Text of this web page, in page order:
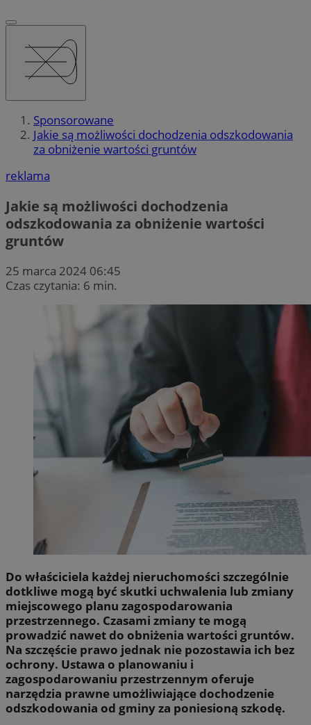
Sponsorowane
Jakie są możliwości dochodzenia odszkodowania
za obniżenie wartości gruntów
reklama
Jakie są możliwości dochodzenia
odszkodowania za obniżenie wartości
gruntów
25 marca 2024 06:45
Czas czytania: 6 min.
Do właściciela każdej nieruchomości szczególnie
dotkliwe mogą być skutki uchwalenia lub zmiany
miejscowego planu zagospodarowania
przestrzennego. Czasami zmiany te mogą
prowadzić nawet do obniżenia wartości gruntów.
Na szczęście prawo jednak nie pozostawia ich bez
ochrony. Ustawa o planowaniu i
zagospodarowaniu przestrzennym oferuje
narzędzia prawne umożliwiające dochodzenie
odszkodowania od gminy za poniesioną szkodę.